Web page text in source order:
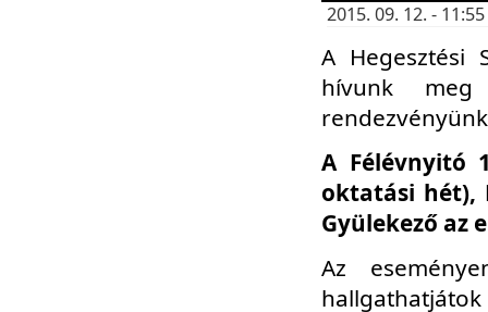
2015. 09. 12. -
A Hegesztési
hívunk
A Félévnyitó
oktatási hét),
Gyülekező az
Az